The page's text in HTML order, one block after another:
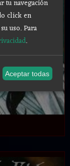
tu navegación
click en
uso.Para
.
Aceptar todas